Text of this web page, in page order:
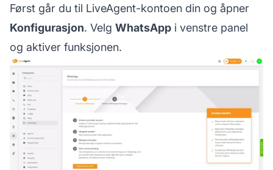
Først går du til LiveAgent-kontoen din og åpner
Konfigurasjon. Velg WhatsApp i venstre panel
og aktiver funksjonen.